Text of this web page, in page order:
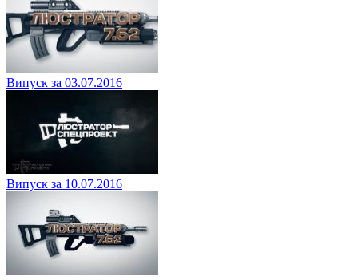
Випуск за 03.07.2016
Випуск за 10.07.2016